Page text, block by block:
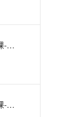
FRM一级持证优选课-试听
FRM二级持证优选课-试听